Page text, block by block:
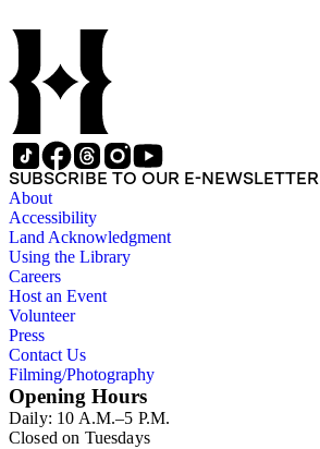
SUBSCRIBE TO OUR E-NEWSLETTER
About
Accessibility
Land Acknowledgment
Using the Library
Careers
Host an Event
Volunteer
Press
Contact Us
Filming/Photography
Opening Hours
Daily: 10 A.M.–5 P.M.
Closed on Tuesdays